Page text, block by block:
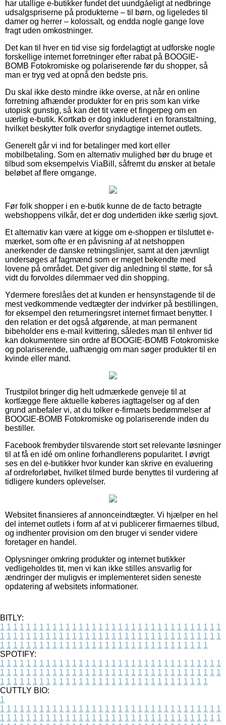
har utallige e-butikker fundet det uundgåeligt at nedbringe
udsalgspriserne på produkterne – til børn, og ligeledes til
damer og herrer – kolossalt, og endda nogle gange love
fragt uden omkostninger.
Det kan til hver en tid vise sig fordelagtigt at udforske nogle
forskellige internet forretninger efter rabat på BOOGIE-
BOMB Fotokromiske og polariserende før du shopper, så
man er tryg ved at opnå den bedste pris.
Du skal ikke desto mindre ikke overse, at når en online
forretning afhænder produkter for en pris som kan virke
utopisk gunstig, så kan det tit være et fingerpeg om en
uærlig e-butik. Kortkøb er dog inkluderet i en foranstaltning,
hvilket beskytter folk overfor snydagtige internet outlets.
Generelt går vi ind for betalinger med kort eller
mobilbetaling. Som en alternativ mulighed bør du bruge et
tilbud som eksempelvis ViaBill, såfremt du ønsker at betale
beløbet af flere omgange.
Før folk shopper i en e-butik kunne de de facto betragte
webshoppens vilkår, det er dog undertiden ikke særlig sjovt.
Et alternativ kan være at kigge om e-shoppen er tilsluttet e-
mærket, som ofte er en påvisning af at netshoppen
anerkender de danske retningslinjer, samt at den jævnligt
undersøges af fagmænd som er meget bekendte med
lovene på området. Det giver dig anledning til støtte, for så
vidt du forvoldes dilemmaer ved din shopping.
Ydermere foreslåes det at kunden er hensynstagende til de
mest vedkommende vedtægter der indvirker på bestillingen,
for eksempel den returneringsret internet firmaet benytter. I
den relation er det også afgørende, at man permanent
bibeholder ens e-mail kvittering, således man til enhver tid
kan dokumentere sin ordre af BOOGIE-BOMB Fotokromiske
og polariserende, uafhængig om man søger produkter til en
kvinde eller mand.
Trustpilot bringer dig helt udmærkede genveje til at
kortlægge flere aktuelle køberes iagttagelser og af den
grund anbefaler vi, at du tolker e-firmaets bedømmelser af
BOOGIE-BOMB Fotokromiske og polariserende inden du
bestiller.
Facebook frembyder tilsvarende stort set relevante løsninger
til at få en idé om online forhandlerens popularitet. I øvrigt
ses en del e-butikker hvor kunder kan skrive en evaluering
af ordreforløbet, hvilket tilmed burde benyttes til vurdering af
tidligere kunders oplevelser.
Websitet finansieres af annonceindtægter. Vi hjælper en hel
del internet outlets i form af at vi publicerer firmaernes tilbud,
og indhenter provision om den bruger vi sender videre
foretager en handel.
Oplysninger omkring produkter og internet butikker
vedligeholdes tit, men vi kan ikke stilles ansvarlig for
ændringer der muligvis er implementeret siden seneste
opdatering af websitets informationer.
BITLY:
1 1 1 1 1 1 1 1 1 1 1 1 1 1 1 1 1 1 1 1 1 1 1 1 1 1 1 1 1 1 1 1 1 1
1 1 1 1 1 1 1 1 1 1 1 1 1 1 1 1 1 1 1 1 1 1 1 1 1 1 1 1 1 1 1 1 1 1
1 1 1 1 1 1 1 1 1 1 1 1 1 1 1 1 1 1 1 1 1 1 1 1 1 1 1 1 1 1 1 1
SPOTIFY:
1 1 1 1 1 1 1 1 1 1 1 1 1 1 1 1 1 1 1 1 1 1 1 1 1 1 1 1 1 1 1 1 1 1
1 1 1 1 1 1 1 1 1 1 1 1 1 1 1 1 1 1 1 1 1 1 1 1 1 1 1 1 1 1 1 1 1 1
1 1 1 1 1 1 1 1 1 1 1 1 1 1 1 1 1 1 1 1 1 1 1 1 1 1 1 1 1 1 1 1
CUTTLY BIO:
1
1 1 1 1 1 1 1 1 1 1 1 1 1 1 1 1 1 1 1 1 1 1 1 1 1 1 1 1 1 1 1 1 1 1
1 1 1 1 1 1 1 1 1 1 1 1 1 1 1 1 1 1 1 1 1 1 1 1 1 1 1 1 1 1 1 1 1 1